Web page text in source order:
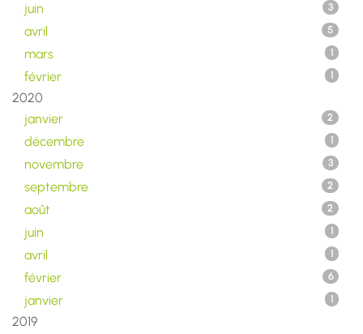
juin 3
avril 5
mars 1
février 1
2020
janvier
2
décembre 1
novembre 3
septembre 2
août 2
juin 1
avril 1
février 6
janvier 1
2019